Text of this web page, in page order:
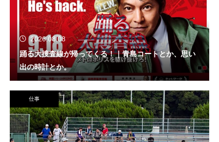
2026.08.08
踊る大捜査線が帰ってくる！｜青島コートとか、思い
出の時計とか。
仕事